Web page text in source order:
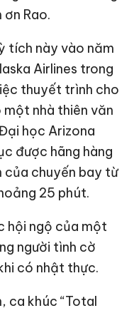
Rao.
tích này vào năm
Airlines trong
thuyết trình cho
nhà thiên văn
học Arizona
được hãng hàng
của chuyến bay từ
25 phút.
hội ngộ của một
người tình cờ
có nhật thực.
ca khúc “Total